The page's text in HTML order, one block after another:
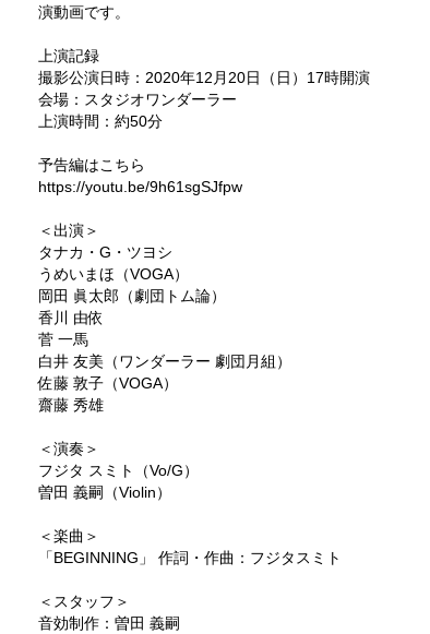
演動画です。
上演記録
撮影公演日時：2020年12月20日（日）17時開演
会場：スタジオワンダーラー
上演時間：約50分
予告編はこちら
https://youtu.be/9h61sgSJfpw
＜出演＞
タナカ・G・ツヨシ
うめいまほ（VOGA）
岡田 眞太郎（劇団トム論）
香川 由依
菅 一馬
白井 友美（ワンダーラー 劇団月組）
佐藤 敦子（VOGA）
齋藤 秀雄
＜演奏＞
フジタ スミト（Vo/G）
曽田 義嗣（Violin）
＜楽曲＞
「BEGINNING」 作詞・作曲：フジタスミト
＜スタッフ＞
音効制作：曽田 義嗣